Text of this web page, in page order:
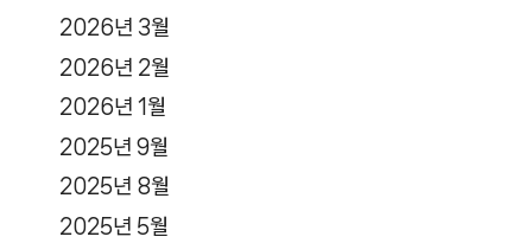
2026년 3월
2026년 2월
2026년 1월
2025년 9월
2025년 8월
2025년 5월